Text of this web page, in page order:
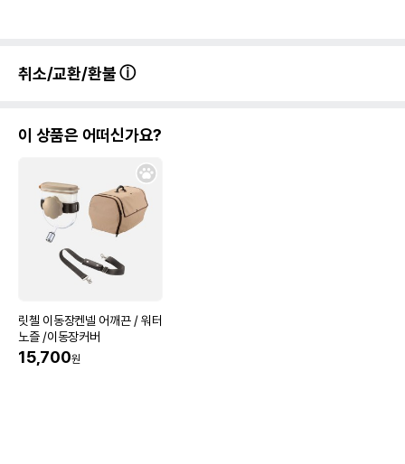
취소/교환/환불
이 상품은 어떠신가요?
릿첼 이동장켄넬 어깨끈 / 워터
노즐 /이동장커버
15,700원